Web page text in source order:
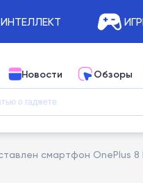
Новости Обзоры
смартфон OnePlus